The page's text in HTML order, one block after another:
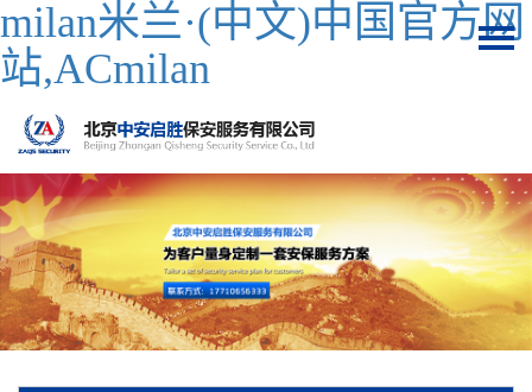
milan米兰·(中文)中国官方网
站,ACmilan